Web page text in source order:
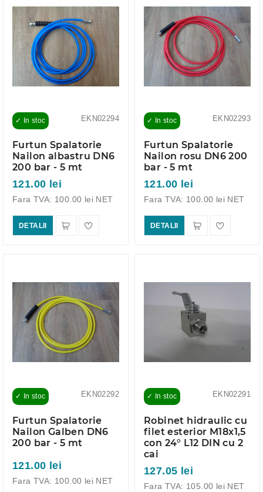
EKN02294
✓ In stoc
Furtun Spalatorie
Nailon albastru DN6
200 bar - 5 mt
121.00 lei
Fara TVA: 100.00 lei NET
DETALII
EKN02293
✓ In stoc
Furtun Spalatorie
Nailon rosu DN6 200
bar - 5 mt
121.00 lei
Fara TVA: 100.00 lei NET
DETALII
EKN02292
✓ In stoc
Furtun Spalatorie
Nailon Galben DN6
200 bar - 5 mt
121.00 lei
Fara TVA: 100.00 lei NET
EKN02291
✓ In stoc
Robinet hidraulic cu
filet esterior M18x1,5
con 24° L12 DIN cu 2
cai
127.05 lei
Fara TVA: 105.00 lei NET